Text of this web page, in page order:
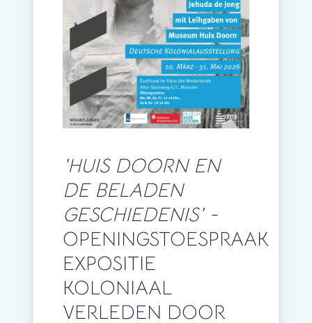
'HUIS DOORN EN
DE BELADEN
GESCHIEDENIS' -
OPENINGSTOESPRAAK
EXPOSITIE
KOLONIAAL
VERLEDEN DOOR